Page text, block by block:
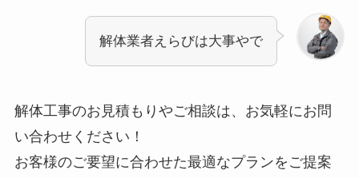
解体業者えらびは大事やで
解体工事のお見積もりやご相談は、お気軽にお問
い合わせください！
お客様のご要望に合わせた最適なプランをご提案